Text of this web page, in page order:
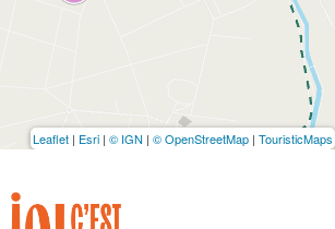
Leaflet | Esri | © IGN | © OpenStreetMap | TouristicMaps